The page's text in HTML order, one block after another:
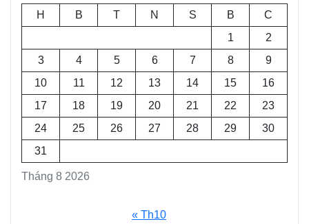
Tháng 8 2026
H B T N S B
C
1
2
3
4 5 6 7 8
9
10
11 12 13 14 15
16
17
18 19 20 21 22
23
24
25 26 27 28 29
30
31
« Th10